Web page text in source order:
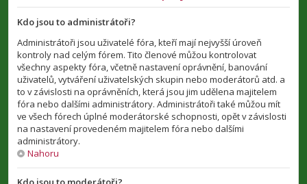
Kdo jsou to administrátoři?
Administrátoři jsou uživatelé fóra, kteří mají nejvyšší úroveň
kontroly nad celým fórem. Tito členové můžou kontrolovat
všechny aspekty fóra, včetně nastavení oprávnění, banování
uživatelů, vytváření uživatelských skupin nebo moderátorů atd. a
to v závislosti na oprávněních, která jsou jim udělena majitelem
fóra nebo dalšími administrátory. Administrátoři také můžou mít
ve všech fórech úplné moderátorské schopnosti, opět v závislosti
na nastavení provedeném majitelem fóra nebo dalšími
administrátory.
Nahoru